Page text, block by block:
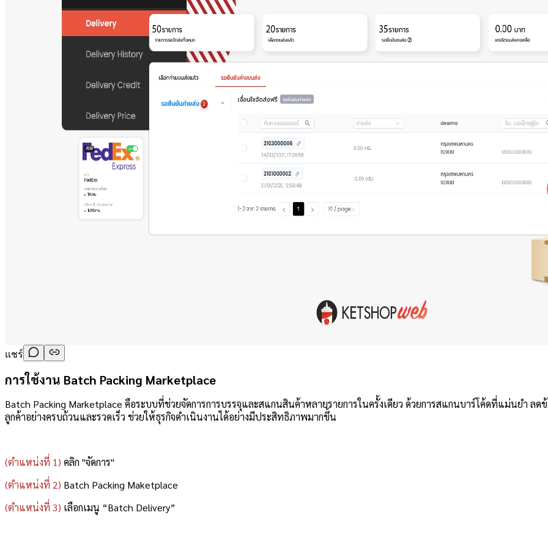
แชร์
การใช้งาน Batch Packing Marketplace
Batch Packing Marketplace คือระบบที่ช่วยจัดการการบรรจุและสแกนสินค้าหลายรายการในครั้งเดียว ด้วยการสแกนบาร์โค้ดที่แม่นยำ ลด
ลูกค้าอย่างครบถ้วนและรวดเร็ว ช่วยให้ธุรกิจดำเนินงานได้อย่างมีประสิทธิภาพมากขึ้น
(ตำแหน่งที่ 1) คลิก "จัดการ"
(ตำแหน่งที่ 2) Batch Packing Maketplace
(ตำแหน่งที่ 3) เลือกเมนู “Batch Delivery”